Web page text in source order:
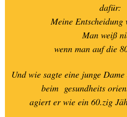
21.-.-FOTO - SHOOTINGS
22.-SON-Ug.+WOLKEN-Geb.
TRAINER-1
24.-LM - B.BALANCE-
dafür:
Meine
Man weiß
wenn man auf die
Und wie sagte eine junge
beim gesundheits
agiert er wie ein 60.zig